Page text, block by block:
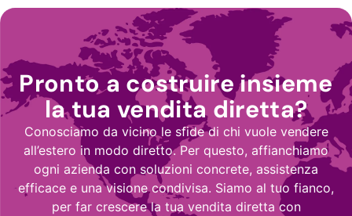
Pronto a costruire insieme
la tua vendita diretta?
Conosciamo da vicino le sfide di chi vuole vendere
all’estero in modo diretto. Per questo, affianchiamo
ogni azienda con soluzioni concrete, assistenza
efficace e una visione condivisa. Siamo al tuo fianco,
per far crescere la tua vendita diretta con